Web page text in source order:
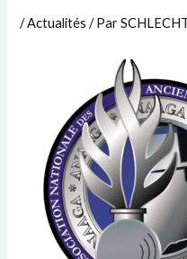
/Actualités / Par